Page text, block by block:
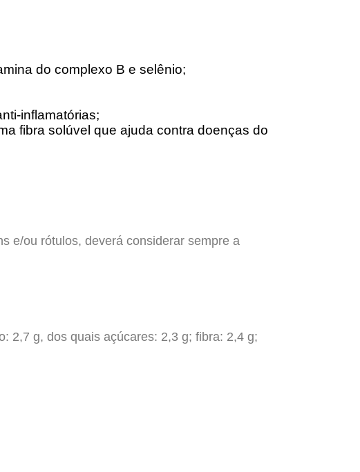
do complexo B e selênio;
inflamatórias;
fibra solúvel que ajuda contra doenças do
e/ou rótulos, deverá considerar sempre a
2,7 g, dos quais açúcares: 2,3 g; fibra: 2,4 g;